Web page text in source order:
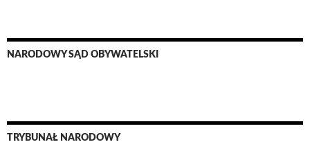
NARODOWY SĄD OBYWATELSKI
TRYBUNAŁ NARODOWY